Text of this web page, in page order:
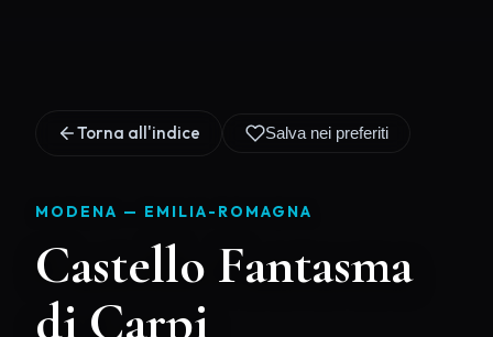
Torna all'indice Salva nei preferiti
MODENA — EMILIA-ROMAGNA
Castello Fantasma
di Carpi